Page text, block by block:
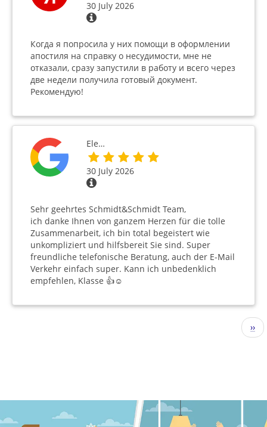
30 July 2026
Когда я попросила у них помощи в оформлении
апостиля на справку о несудимости, мне не
отказали, сразу запустили в работу и всего через
две недели получила готовый документ.
Рекомендую!
Ele…
30 July 2026
Sehr geehrtes Schmidt&Schmidt Team,
ich danke Ihnen von ganzem Herzen für die tolle
Zusammenarbeit, ich bin total begeistert wie
unkompliziert und hilfsbereit Sie sind. Super
freundliche telefonische Beratung, auch der E-Mail
Verkehr einfach super. Kann ich unbedenklich
empfehlen, Klasse 👍☺️
››